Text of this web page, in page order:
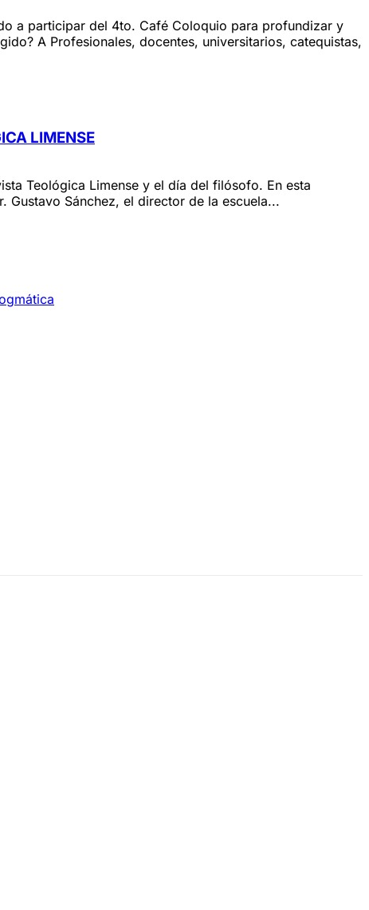
a participar del 4to. Café Coloquio para profundizar y
A Profesionales, docentes, universitarios, catequistas,
LIMENSE
Teológica Limense y el día del filósofo. En esta
Gustavo Sánchez, el director de la escuela...